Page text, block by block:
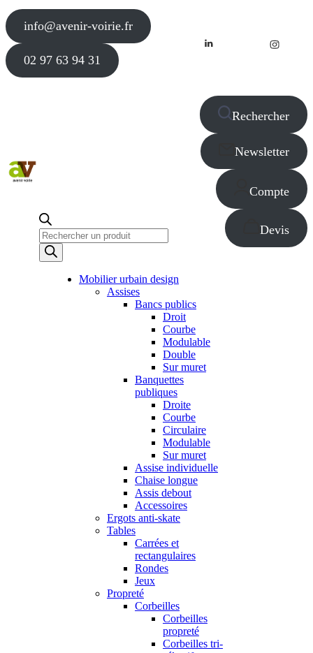
info@avenir-voirie.fr
02 97 63 94 31
Recherche
de
produits
Rechercher
Newsletter
Compte
Devis
Mobilier urbain design
Assises
Bancs publics
Droit
Courbe
Modulable
Double
Sur muret
Banquettes
publiques
Droite
Courbe
Circulaire
Modulable
Sur muret
Assise individuelle
Chaise longue
Assis debout
Accessoires
Ergots anti-skate
Tables
Carrées et
rectangulaires
Rondes
Jeux
Propreté
Corbeilles
Corbeilles
propreté
Corbeilles tri-